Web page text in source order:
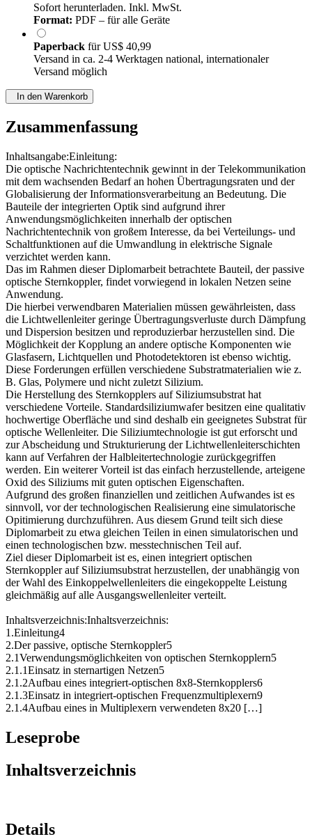
Sofort herunterladen. Inkl. MwSt.
Format: PDF – für alle Geräte
Paperback fürUS$ 40,99
Versand in ca. 2-4 Werktagen national, internationaler
Versand möglich
In den Warenkorb
Zusammenfassung
Inhaltsangabe:Einleitung:
Die optische Nachrichtentechnik gewinnt in der Telekommunikation
mit dem wachsenden Bedarf an hohen Übertragungsraten und der
Globalisierung der Informationsverarbeitung an Bedeutung. Die
Bauteile der integrierten Optik sind aufgrund ihrer
Anwendungsmöglichkeiten innerhalb der optischen
Nachrichtentechnik von großem Interesse, da bei Verteilungs- und
Schaltfunktionen auf die Umwandlung in elektrische Signale
verzichtet werden kann.
Das im Rahmen dieser Diplomarbeit betrachtete Bauteil, der passive
optische Sternkoppler, findet vorwiegend in lokalen Netzen seine
Anwendung.
Die hierbei verwendbaren Materialien müssen gewährleisten, dass
die Lichtwellenleiter geringe Übertragungsverluste durch Dämpfung
und Dispersion besitzen und reproduzierbar herzustellen sind. Die
Möglichkeit der Kopplung an andere optische Komponenten wie
Glasfasern, Lichtquellen und Photodetektoren ist ebenso wichtig.
Diese Forderungen erfüllen verschiedene Substratmaterialien wie z.
B. Glas, Polymere und nicht zuletzt Silizium.
Die Herstellung des Sternkopplers auf Siliziumsubstrat hat
verschiedene Vorteile. Standardsiliziumwafer besitzen eine qualitativ
hochwertige Oberfläche und sind deshalb ein geeignetes Substrat für
optische Wellenleiter. Die Siliziumtechnologie ist gut erforscht und
zur Abscheidung und Strukturierung der Lichtwellenleiterschichten
kann auf Verfahren der Halbleitertechnologie zurückgegriffen
werden. Ein weiterer Vorteil ist das einfach herzustellende, arteigene
Oxid des Siliziums mit guten optischen Eigenschaften.
Aufgrund des großen finanziellen und zeitlichen Aufwandes ist es
sinnvoll, vor der technologischen Realisierung eine simulatorische
Opitimierung durchzuführen. Aus diesem Grund teilt sich diese
Diplomarbeit zu etwa gleichen Teilen in einen simulatorischen und
einen technologischen bzw. messtechnischen Teil auf.
Ziel dieser Diplomarbeit ist es, einen integriert optischen
Sternkoppler auf Siliziumsubstrat herzustellen, der unabhängig von
der Wahl des Einkoppelwellenleiters die eingekoppelte Leistung
gleichmäßig auf alle Ausgangswellenleiter verteilt.
Inhaltsverzeichnis:Inhaltsverzeichnis:
1.Einleitung4
2.Der passive, optische Sternkoppler5
2.1Verwendungsmöglichkeiten von optischen Sternkopplern5
2.1.1Einsatz in sternartigen Netzen5
2.1.2Aufbau eines integriert-optischen 8x8-Sternkopplers6
2.1.3Einsatz in integriert-optischen Frequenzmultiplexern9
2.1.4Aufbau eines in Multiplexern verwendeten 8x20 […]
Leseprobe
Inhaltsverzeichnis
Details